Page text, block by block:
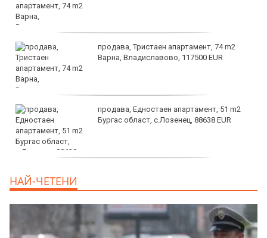
продава, Тристаен апартамент, 74 m2
Варна, Владиславово, 117500 EUR
продава, Едностаен апартамент, 51 m2
Бургас област, с.Лозенец, 88638 EUR
EUR
НАЙ-ЧЕТЕНИ